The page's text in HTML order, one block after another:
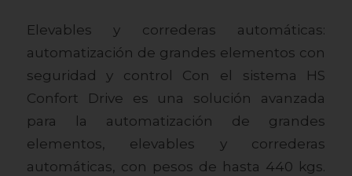
Elevables y correderas automáticas:
automatización de grandes elementos con
seguridad y control Con el sistema HS
Confort Drive es una solución avanzada
para la automatización de grandes
elementos, elevables y correderas
automáticas, con pesos de hasta 440 kgs.